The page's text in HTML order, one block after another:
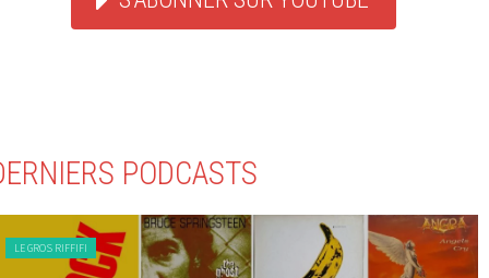
PODCASTS
LE GROS RIFFIFI